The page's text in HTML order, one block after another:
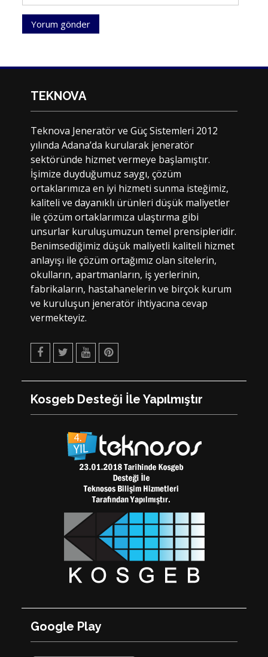
TEKNOVA
Teknova Jeneratör ve Güç Sistemleri 2012
yılında Adana’da kurularak jeneratör
sektöründe hizmet vermeye başlamıştır.
İşimize duyduğumuz saygı, çözüm
ortaklarımıza en iyi hizmeti sunma isteğimiz,
kaliteli ve dayanıklı ürünleri düşük maliyetler
ile çözüm ortaklarımıza ulaştırma gibi
unsurlar kuruluşumuzun temel prensipleridir.
Benimsediğimiz düşük maliyetli kaliteli hizmet
anlayışı ile çözüm ortağımız olan sitelerin,
okulların, apartmanların, iş yerlerinin,
fabrikaların, hastahanelerin ve birçok kurum
ve kuruluşun jeneratör ihtiyacına cevap
vermekteyiz.
Kosgeb Desteği İle Yapılmıştır
Google Play